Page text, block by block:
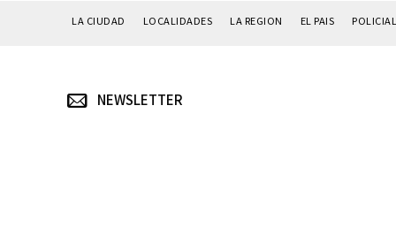
LA CIUDAD LOCALIDADES LA REGION EL PAIS
NEWSLETTER